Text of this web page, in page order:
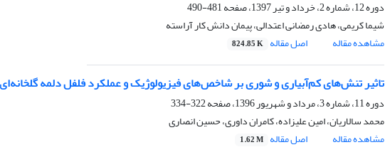
دوره 12، شماره 2، خرداد و تیر 1397، صفحه
481-490
شیما کریمی، هادی رمضانی اعتدالی، پیمان دانش کار آراسته
مشاهده مقاله
اصل مقاله 824.85 K
تاثیر تنش‌های‌ کم‌آبیاری و شوری بر شاخص‌های فیزیولوژیک و عملکرد فلفل دلمه‌
دوره 11، شماره 3، مرداد و شهریور 1396، صفحه
322-334
محمد سالاریان، امین علیزاده، کامران داوری، حسین انصاری
مشاهده مقاله
اصل مقاله 1.62 M